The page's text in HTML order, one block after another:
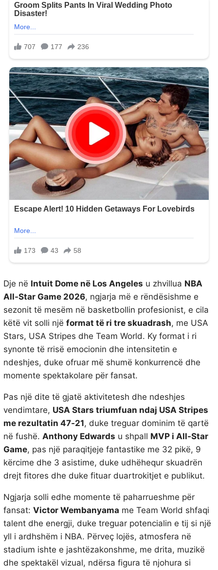
Dje në Intuit Dome në Los Angeles u zhvillua NBA
All-Star Game 2026, ngjarja më e rëndësishme e
sezonit të mesëm në basketbollin profesionist, e cila
këtë vit solli një format të ri tre skuadrash, me USA
Stars, USA Stripes dhe Team World. Ky format i ri
synonte të rrisë emocionin dhe intensitetin e
ndeshjes, duke ofruar më shumë konkurrencë dhe
momente spektakolare për fansat.
Pas një dite të gjatë aktivitetesh dhe ndeshjes
vendimtare, USA Stars triumfuan ndaj USA Stripes
me rezultatin 47‑21, duke treguar dominim të qartë
në fushë. Anthony Edwards u shpall MVP i All-Star
Game, pas një paraqitjeje fantastike me 32 pikë, 9
kërcime dhe 3 asistime, duke udhëhequr skuadrën
drejt fitores dhe duke fituar duartrokitjet e publikut.
Ngjarja solli edhe momente të paharrueshme për
fansat: Victor Wembanyama me Team World shfaqi
talent dhe energji, duke treguar potencialin e tij si një
yll i ardhshëm i NBA. Përveç lojës, atmosfera në
stadium ishte e jashtëzakonshme, me drita, muzikë
dhe spektakël vizual, ndërsa figura të njohura si